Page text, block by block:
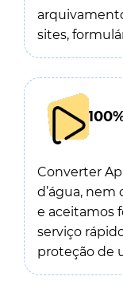
sites,
Converter
d’água,
e aceitamos
serviço
proteção de